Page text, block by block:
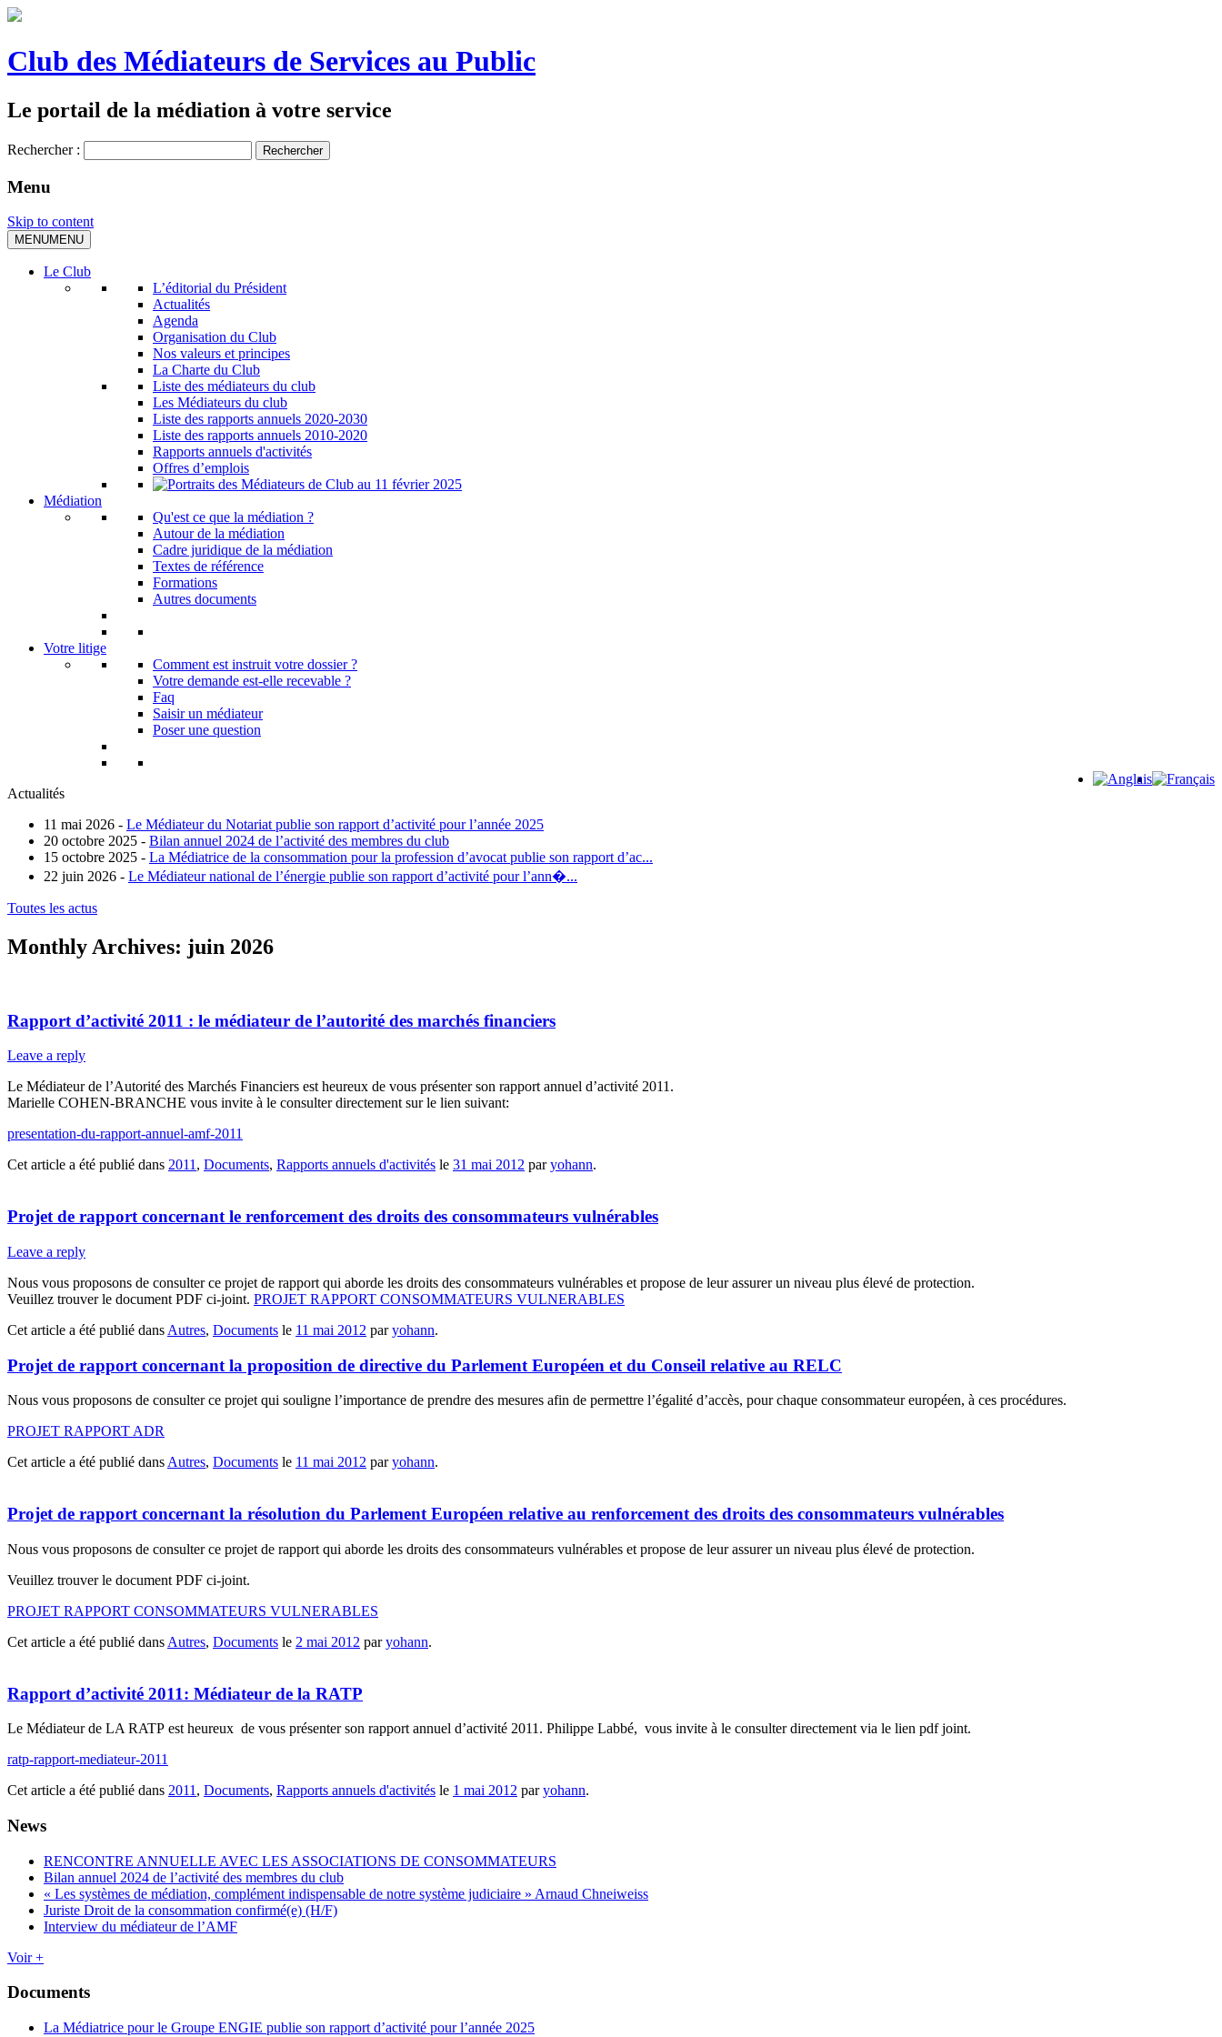
Club des Médiateurs de Services au Public
Le portail de la médiation à votre service
Rechercher :
Menu
Skip to content
MENUMENU
Le Club
L’éditorial du Président
Actualités
Agenda
Organisation du Club
Nos valeurs et principes
La Charte du Club
Liste des médiateurs du club
Les Médiateurs du club
Liste des rapports annuels 2020-2030
Liste des rapports annuels 2010-2020
Rapports annuels d'activités
Offres d’emplois
Médiation
Qu'est ce que la médiation ?
Autour de la médiation
Cadre juridique de la médiation
Textes de référence
Formations
Autres documents
Votre litige
Comment est instruit votre dossier ?
Votre demande est-elle recevable ?
Faq
Saisir un médiateur
Poser une question
Actualités
11 mai 2026 - Le Médiateur du Notariat publie son rapport d’activité pour l’année 2025
20 octobre 2025 - Bilan annuel 2024 de l’activité des membres du club
15 octobre 2025 - La Médiatrice de la consommation pour la profession d’avocat publie son rapport d’ac...
22 juin 2026 - Le Médiateur national de l’énergie publie son rapport d’activité pour l’ann�...
Toutes les actus
Monthly Archives: juin 2026
Rapport d’activité 2011 : le médiateur de l’autorité des marchés financiers
Leave a reply
Le Médiateur de l’Autorité des Marchés Financiers est heureux de vous présenter son rapport annuel d’activité 2011.
Marielle COHEN-BRANCHE vous invite à le consulter directement sur le lien suivant:
presentation-du-rapport-annuel-amf-2011
Cet article a été publié dans 2011, Documents, Rapports annuels d'activités le 31 mai 2012 paryohann.
Projet de rapport concernant le renforcement des droits des consommateurs vulnérables
Leave a reply
Nous vous proposons de consulter ce projet de rapport qui aborde les droits des consommateurs vulnérables et propose de leur assurer un niveau plus élevé de protection.
Veuillez trouver le document PDF ci-joint. PROJET RAPPORT CONSOMMATEURS VULNERABLES
Cet article a été publié dans Autres, Documents le 11 mai 2012 paryohann.
Projet de rapport concernant la proposition de directive du Parlement Européen et du Conseil relative au RELC
Nous vous proposons de consulter ce projet qui souligne l’importance de prendre des mesures afin de permettre l’égalité d’accès, pour chaque consommateur européen, à ces procédures.
PROJET RAPPORT ADR
Cet article a été publié dans Autres, Documents le 11 mai 2012 paryohann.
Projet de rapport concernant la résolution du Parlement Européen relative au renforcement des droits des consommateurs vulnérables
Nous vous proposons de consulter ce projet de rapport qui aborde les droits des consommateurs vulnérables et propose de leur assurer un niveau plus élevé de protection.
Veuillez trouver le document PDF ci-joint.
PROJET RAPPORT CONSOMMATEURS VULNERABLES
Cet article a été publié dans Autres, Documents le 2 mai 2012 paryohann.
Rapport d’activité 2011: Médiateur de la RATP
Le Médiateur de LA RATP est heureux de vous présenter son rapport annuel d’activité 2011. Philippe Labbé, vous invite à le consulter directement via le lien pdf joint.
ratp-rapport-mediateur-2011
Cet article a été publié dans 2011 , Documents, Rapports annuels d'activités le 1 mai 2012 paryohann.
News
RENCONTRE ANNUELLE AVEC LES ASSOCIATIONS DE CONSOMMATEURS
Bilan annuel 2024 de l’activité des membres du club
« Les systèmes de médiation, complément indispensable de notre système judiciaire » Arnaud Chneiweiss
Juriste Droit de la consommation confirmé(e) (H/F)
Interview du médiateur de l’AMF
Voir +
Documents
La Médiatrice pour le Groupe ENGIE publie son rapport d’activité pour l’année 2025